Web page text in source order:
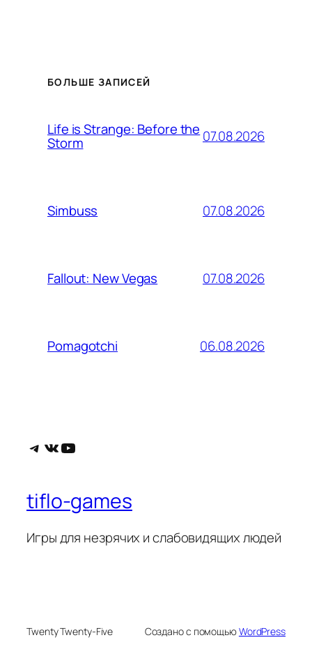
БОЛЬШЕ ЗАПИСЕЙ
Life is Strange: Before the
Storm 07.08.2026
Simbuss 07.08.2026
Fallout: New Vegas 07.08.2026
Pomagotchi 06.08.2026
Telegram
ВКонтакте
YouTube
tiflo-games
Игры для незрячих и слабовидящих людей
Twenty Twenty-Five Создано с помощьюWordPress